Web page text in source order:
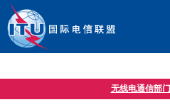
无线电通信部